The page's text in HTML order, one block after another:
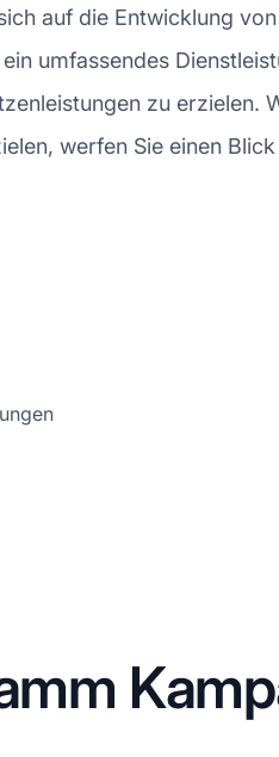
auf die Entwicklung
umfassendes
zu erzielen.
werfen Sie einen